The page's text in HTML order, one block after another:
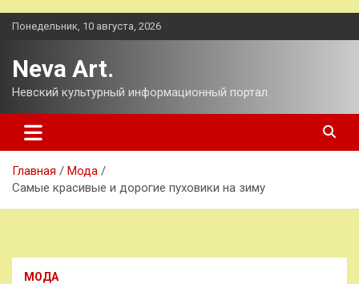
Перейти
Понедельник, 10 августа, 2026
Neva Art.
Невский культурный информационный портал.
Главная
Мода
Самые красивые и дорогие пуховики на зиму
МОДА